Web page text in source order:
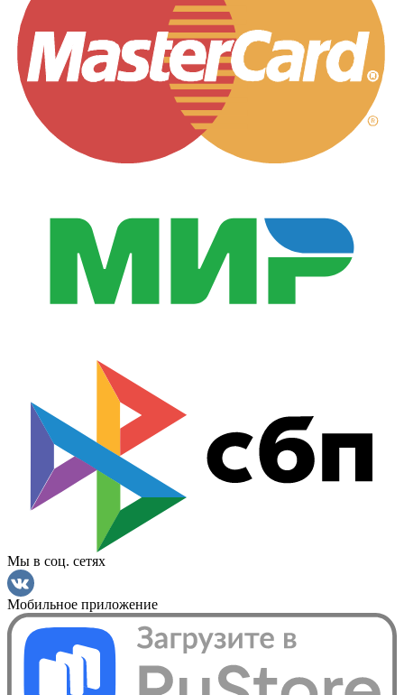
Мы в соц. сетях
Мобильное приложение